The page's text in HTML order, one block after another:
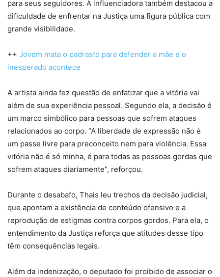
para seus seguidores. A influenciadora também destacou a
dificuldade de enfrentar na Justiça uma figura pública com
grande visibilidade.
++ Jovem mata o padrasto para defender a mãe e o
inesperado acontece
A artista ainda fez questão de enfatizar que a vitória vai
além de sua experiência pessoal. Segundo ela, a decisão é
um marco simbólico para pessoas que sofrem ataques
relacionados ao corpo. “A liberdade de expressão não é
um passe livre para preconceito nem para violência. Essa
vitória não é só minha, é para todas as pessoas gordas que
sofrem ataques diariamente”, reforçou.
Durante o desabafo, Thais leu trechos da decisão judicial,
que apontam a existência de conteúdo ofensivo e a
reprodução de estigmas contra corpos gordos. Para ela, o
entendimento da Justiça reforça que atitudes desse tipo
têm consequências legais.
Além da indenização, o deputado foi proibido de associar o